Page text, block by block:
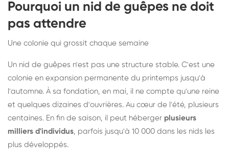
Pourquoi un nid de guêpes ne doit
pas attendre
Une colonie qui grossit chaque semaine
Un nid de guêpes n'est pas une structure stable. C'est une
colonie en expansion permanente du printemps jusqu'à
l'automne. À sa fondation, en mai, il ne compte qu'une reine
et quelques dizaines d'ouvrières. Au cœur de l'été, plusieurs
centaines. En fin de saison, il peut héberger plusieurs
milliers d'individus, parfois jusqu'à 10 000 dans les nids les
plus développés.